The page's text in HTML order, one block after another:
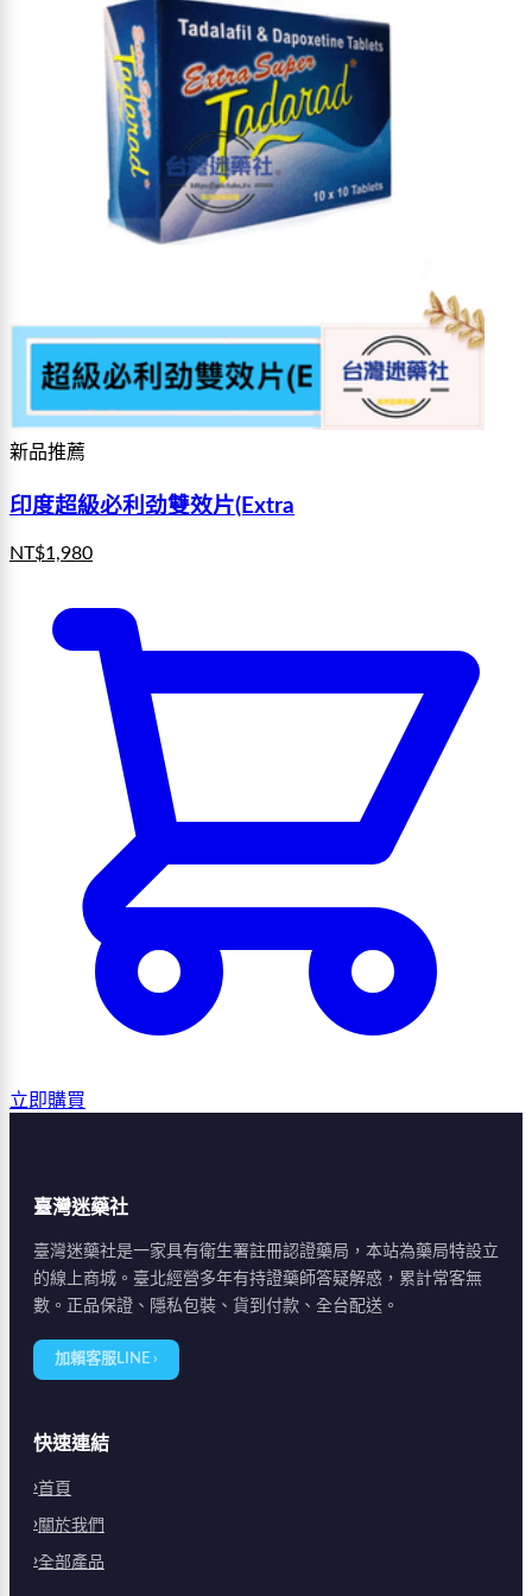
新品推薦
印度超級必利劲雙效片(Extra
NT$1,980
立即購買
臺灣迷藥社
臺灣迷藥社是一家具有衛生署註冊認證藥局，本站為藥局特設立
的線上商城。臺北經營多年有持證藥師答疑解惑，累計常客無
數。正品保證、隱私包裝、貨到付款、全台配送。
加賴客服LINE ›
快速連結
首頁
關於我們
全部產品